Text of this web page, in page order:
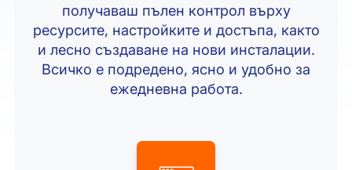
получаваш пълен контрол върху
ресурсите, настройките и достъпа, както
и лесно създаване на нови инсталации.
Всичко е подредено, ясно и удобно за
ежедневна работа.